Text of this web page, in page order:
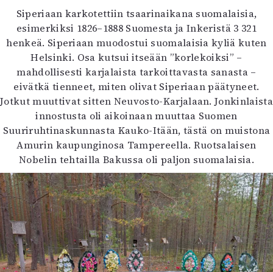
Siperiaan karkotettiin tsaarinaikana suomalaisia,
esimerkiksi 1826–1888 Suomesta ja Inkeristä 3 321
henkeä. Siperiaan muodostui suomalaisia kyliä kuten
Helsinki. Osa kutsui itseään ”korlekoiksi” –
mahdollisesti karjalaista tarkoittavasta sanasta –
eivätkä tienneet, miten olivat Siperiaan päätyneet.
Jotkut muuttivat sitten Neuvosto-Karjalaan. Jonkinlaista
innostusta oli aikoinaan muuttaa Suomen
Suuriruhtinaskunnasta Kauko-Itään, tästä on muistona
Amurin kaupunginosa Tampereella. Ruotsalaisen
Nobelin tehtailla Bakussa oli paljon suomalaisia.